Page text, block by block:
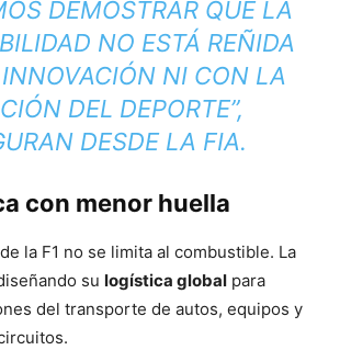
DEMOSTRAR QUE LA
NO ESTÁ REÑIDA
NI CON LA
DEL DEPORTE”,
DESDE LA FIA.
con menor huella
la F1 no se limita al combustible. La
su logística global para
del transporte de autos, equipos y